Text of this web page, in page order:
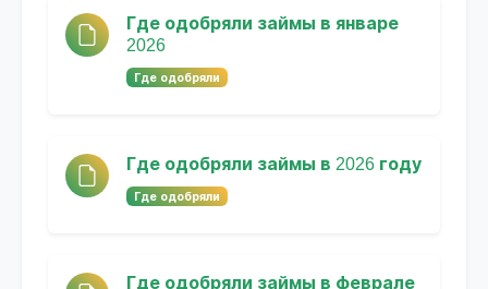
Где одобряли займы в январе
2026
Где одобряли
Где одобряли займы в 2026 году
Где одобряли
Где одобряли займы в феврале